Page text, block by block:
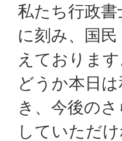
私たち行政
に刻み、国
えております
どうか本日
き、今後の
していただ